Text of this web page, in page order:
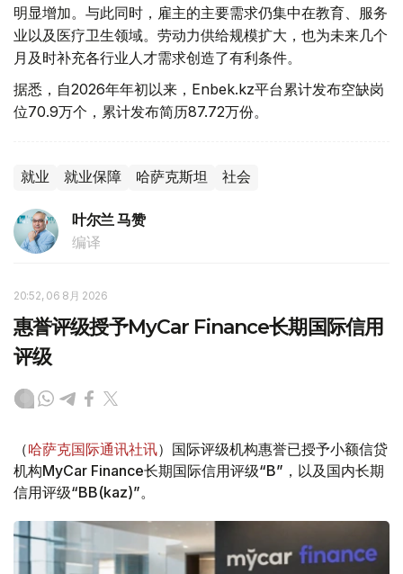
明显增加。与此同时，雇主的主要需求仍集中在教育、服务
业以及医疗卫生领域。劳动力供给规模扩大，也为未来几个
月及时补充各行业人才需求创造了有利条件。
据悉，自2026年年初以来，Enbek.kz平台累计发布空缺岗
位70.9万个，累计发布简历87.72万份。
就业 就业保障 哈萨克斯坦 社会
叶尔兰 马赞
编译
20:52, 06 8月 2026
惠誉评级授予MyCar Finance长期国际信用
评级
（哈萨克国际通讯社讯）国际评级机构惠誉已授予小额信贷
机构MyCar Finance长期国际信用评级“B”，以及国内长期
信用评级“BB(kaz)”。